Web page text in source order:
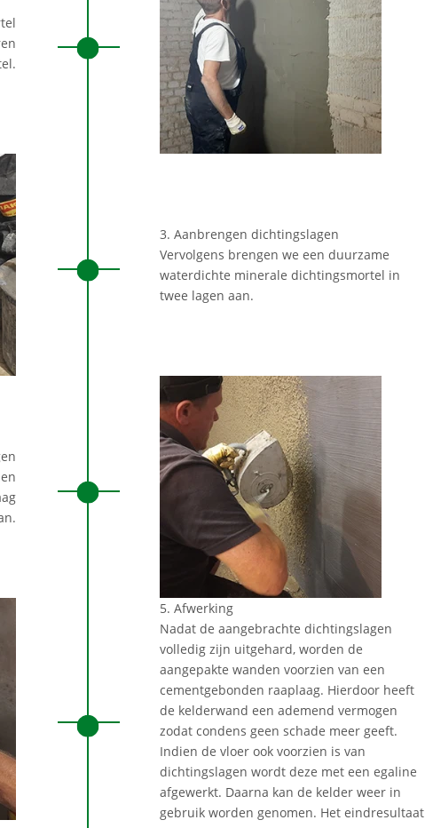
3. Aanbrengen dichtingslagen
Vervolgens brengen we een duurzame
waterdichte minerale dichtingsmortel in
twee lagen aan.
5. Afwerking
Nadat de aangebrachte dichtingslagen
volledig zijn uitgehard, worden de
aangepakte wanden voorzien van een
cementgebonden raaplaag. Hierdoor heeft
de kelderwand een ademend vermogen
zodat condens geen schade meer geeft.
Indien de vloer ook voorzien is van
dichtingslagen wordt deze met een egaline
afgewerkt. Daarna kan de kelder weer in
gebruik worden genomen. Het eindresultaat